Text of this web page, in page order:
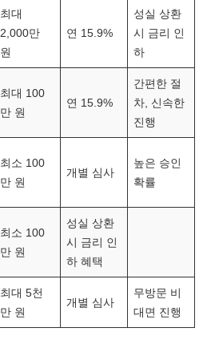
최대
2,000만
원
연 15.9%
성실 상환
시 금리 인
하
최대 100
만 원
연 15.9%
간편한 절
차, 신속한
진행
최소 100
만 원
개별 심사
높은 승인
확률
최소 100
만 원
성실 상환
시 금리 인
하 혜택
최대 5천
만 원
개별 심사
무방문 비
대면 진행